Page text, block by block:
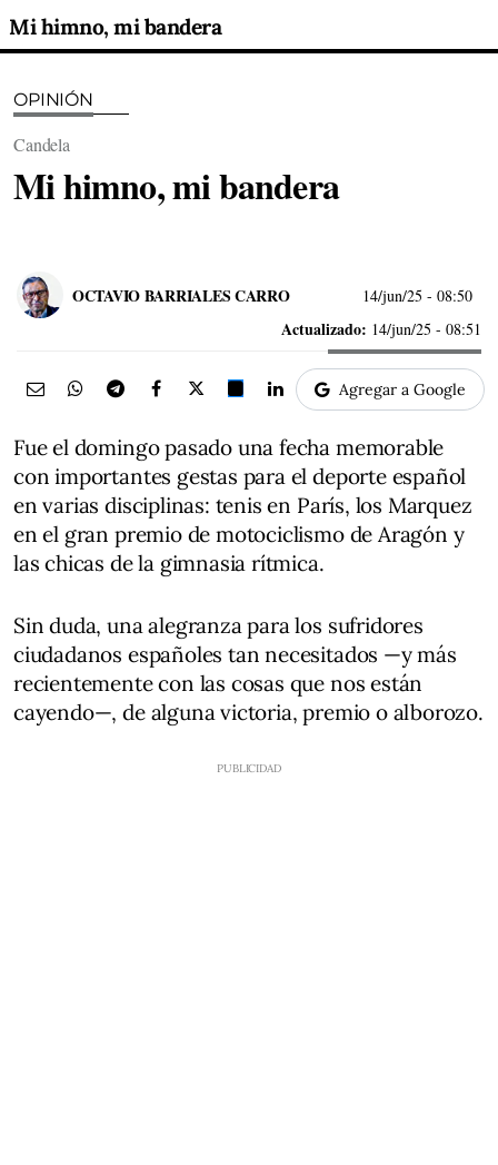
Mi himno, mi bandera
OPINIÓN
Candela
Mi himno, mi bandera
OCTAVIO BARRIALES CARRO 14/jun/25 - 08:50
Actualizado: 14/jun/25 - 08:51
Agregar a Google
Fue el domingo pasado una fecha memorable
con importantes gestas para el deporte español
en varias disciplinas: tenis en París, los Marquez
en el gran premio de motociclismo de Aragón y
las chicas de la gimnasia rítmica.
Sin duda, una alegranza para los sufridores
ciudadanos españoles tan necesitados —y más
recientemente con las cosas que nos están
cayendo—, de alguna victoria, premio o alborozo.